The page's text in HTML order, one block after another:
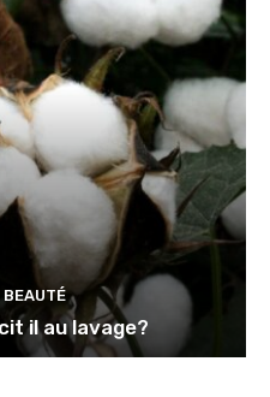
BEAUTÉ
il au lavage?